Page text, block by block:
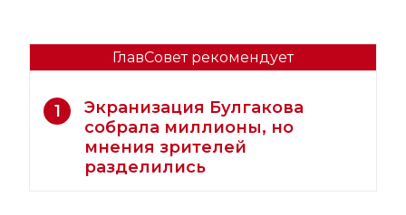
ГлавСовет рекомендует
1
Экранизация Булгакова
собрала миллионы, но
мнения зрителей
разделились